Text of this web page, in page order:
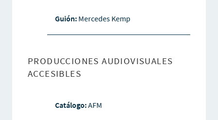
Guión: Mercedes Kemp
PRODUCCIONES AUDIOVISUALES
ACCESIBLES
Catálogo:AFM